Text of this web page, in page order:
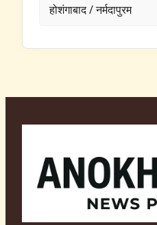
होशंगाबाद / नर्मदापुरम